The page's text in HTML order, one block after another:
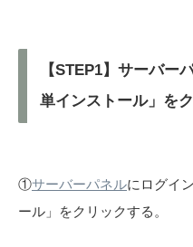
【STEP1】サーバー
単インストール」を
①サーバーパネルにログイ
ール」をクリックする。